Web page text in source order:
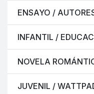
ENSAYO /
INFANTIL /
NOVELA
JUVENIL /